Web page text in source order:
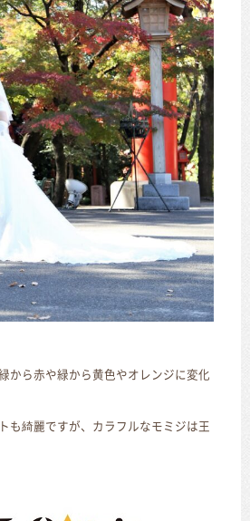
から赤や緑から黄色やオレンジに変化
も綺麗ですが、カラフルなモミジは王